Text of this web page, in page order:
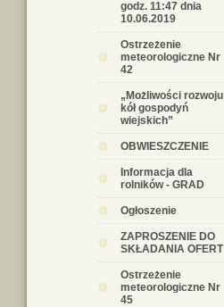
godz. 11:47 dnia
10.06.2019
Ostrzeżenie
meteorologiczne Nr
42
„Możliwości rozwoju
kół gospodyń
wiejskich”
OBWIESZCZENIE
Informacja dla
rolników - GRAD
Ogłoszenie
ZAPROSZENIE DO
SKŁADANIA OFERT
Ostrzeżenie
meteorologiczne Nr
45